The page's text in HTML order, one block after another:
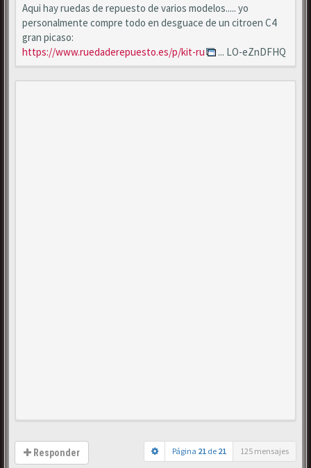
Aqui hay ruedas de repuesto de varios modelos..... yo
personalmente compre todo en desguace de un citroen C4
gran picaso:
https://www.ruedaderepuesto.es/p/kit-ru
... LO-eZnDFHQ
Responder Página 21 de 21 125 mensajes